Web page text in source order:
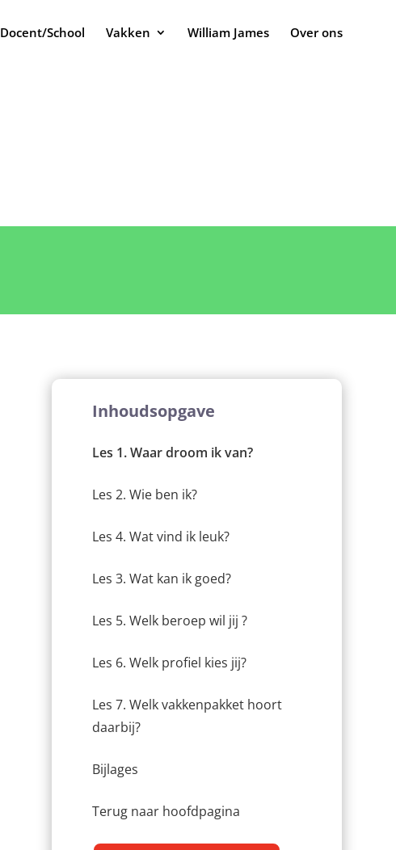
Docent/School Vakken William James Over ons
Inhoudsopgave
Les 1. Waar droom ik van?
Les 2. Wie ben ik?
Les 4. Wat vind ik leuk?
Les 3. Wat kan ik goed?
Les 5. Welk beroep wil jij ?
Les 6. Welk profiel kies jij?
Les 7. Welk vakkenpakket hoort
daarbij?
Bijlages
Terug naar hoofdpagina